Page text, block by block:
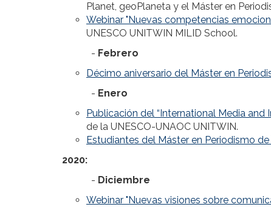
Planet, geoPlaneta y el Máster en
Webinar "Nuevas competencias
UNESCO UNITWIN MILID School.
- Febrero
Décimo aniversario del Máster en
- Enero
Publicación del “International Media
de la UNESCO-UNAOC UNITWIN.
Estudiantes del Máster en Periodismo de
2020:
- Diciembre
Webinar "Nuevas visiones sobre